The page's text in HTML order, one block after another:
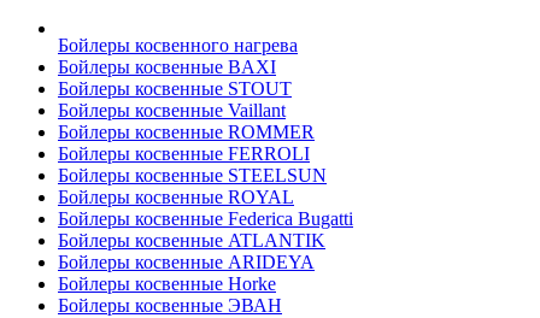
Бойлеры косвенного нагрева
Бойлеры косвенные BAXI
Бойлеры косвенные STOUT
Бойлеры косвенные Vaillant
Бойлеры косвенные ROMMER
Бойлеры косвенные FERROLI
Бойлеры косвенные STEELSUN
Бойлеры косвенные ROYAL
Бойлеры косвенные Federica Bugatti
Бойлеры косвенные ATLANTIK
Бойлеры косвенные ARIDEYA
Бойлеры косвенные Horke
Бойлеры косвенные ЭВАН